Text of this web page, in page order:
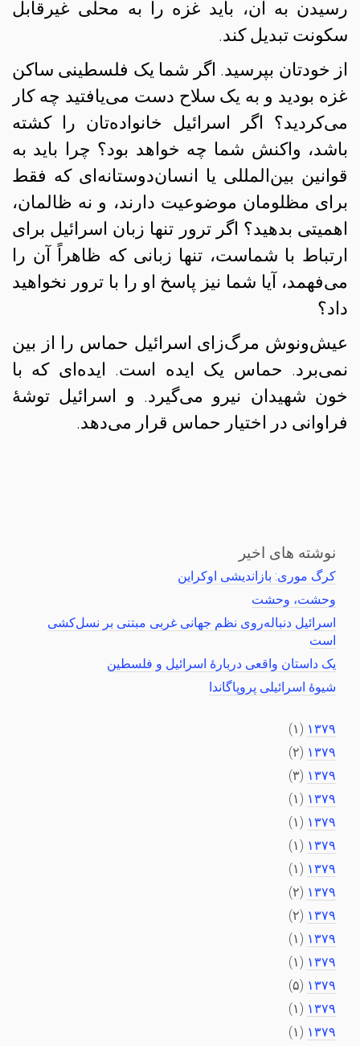
رسیدن به آن، باید غزه را به محلی غیرقابل
سکونت تبدیل کند.
از خودتان بپرسید. اگر شما یک فلسطینی ساکن
غزه بودید و به یک سلاح دست می‌یافتید چه کار
می‌کردید؟ اگر اسرائیل خانواده‌تان را کشته
باشد، واکنش شما چه خواهد بود؟ چرا باید به
قوانین بین‌المللی یا انسان‌دوستانه‌ای که فقط
برای مظلومان موضوعیت دارند، و نه ظالمان،
اهمیتی بدهید؟ اگر ترور تنها زبان اسرائیل برای
ارتباط با شماست، تنها زبانی که ظاهراً آن را
می‌فهمد، آیا شما نیز پاسخ او را با ترور نخواهید
داد؟
عیش‌و‌نوش مرگ‌زای اسرائیل حماس را از بین
نمی‌برد. حماس یک ایده است. ایده‌ای که با
خون شهیدان نیرو می‌گیرد. و اسرائیل توشهٔ
فراوانی در اختیار حماس قرار می‌دهد.
نوشته های اخیر
کرگ موری: بازاندیشی اوکراین
وحشت، وحشت
اسرائیل دنباله‌روی نظم جهانی غربی مبتنی بر نسل‌کشی
است
یک داستان واقعی دربارهٔ اسرائیل و فلسطین
شیوهٔ اسرائیلی پروپاگاندا
۱۳۷۹ (۱)
۱۳۷۹ (۲)
۱۳۷۹ (۳)
۱۳۷۹ (۱)
۱۳۷۹ (۱)
۱۳۷۹ (۱)
۱۳۷۹ (۱)
۱۳۷۹ (۲)
۱۳۷۹ (۲)
۱۳۷۹ (۱)
۱۳۷۹ (۱)
۱۳۷۹ (۵)
۱۳۷۹ (۱)
۱۳۷۹ (۱)